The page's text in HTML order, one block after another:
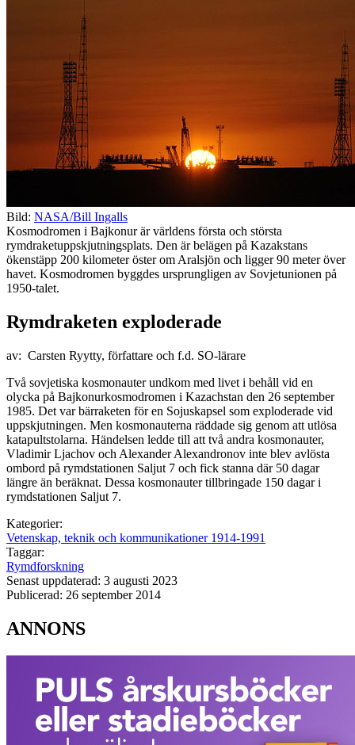
Bild: NASA/Bill Ingalls
Kosmodromen i Bajkonur är världens första och största
rymdraketuppskjutningsplats. Den är belägen på Kazakstans
ökenstäpp 200 kilometer öster om Aralsjön och ligger 90 meter över
havet. Kosmodromen byggdes ursprungligen av Sovjetunionen på
1950-talet.
Rymdraketen exploderade
av: Carsten Ryytty, författare och f.d. SO-lärare
Två sovjetiska kosmonauter undkom med livet i behåll vid en
olycka på Bajkonurkosmodromen i Kazachstan den 26 september
1985. Det var bärraketen för en Sojuskapsel som exploderade vid
uppskjutningen. Men kosmonauterna räddade sig genom att utlösa
katapultstolarna. Händelsen ledde till att två andra kosmonauter,
Vladimir Ljachov och Alexander Alexandronov inte blev avlösta
ombord på rymdstationen Saljut 7 och fick stanna där 50 dagar
längre än beräknat. Dessa kosmonauter tillbringade 150 dagar i
rymdstationen Saljut 7.
Kategorier:
Vetenskap, teknik och kommunikationer 1914-1991
Taggar:
Rymdforskning
Senast uppdaterad: 3 augusti 2023
Publicerad: 26 september 2014
ANNONS